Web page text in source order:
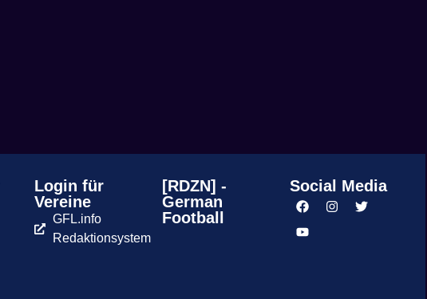
Login für
Vereine
GFL.info
Redaktionsystem
[RDZN] -
German
Football
Social Media